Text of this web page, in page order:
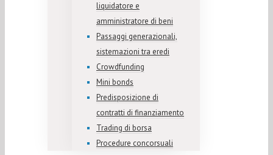
liquidatore e
amministratore di beni
Passaggi generazionali,
sistemazioni tra eredi
Crowdfunding
Mini bonds
Predisposizione di
contratti di finanziamento
Trading di borsa
Procedure concorsuali